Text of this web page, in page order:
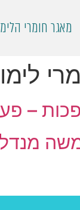
מאגר חומרי
–